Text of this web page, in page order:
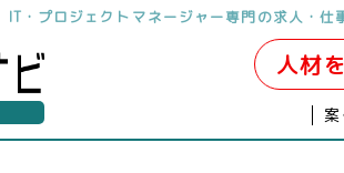
・プロジェクトマネージャー専門の求人・仕
人材